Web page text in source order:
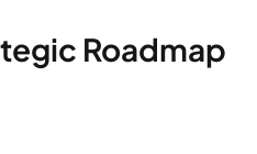
Roadmap